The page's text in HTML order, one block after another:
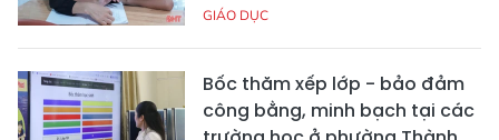
GIÁO DỤC
Bốc thăm xếp lớp - bảo đảm
công bằng, minh bạch tại các